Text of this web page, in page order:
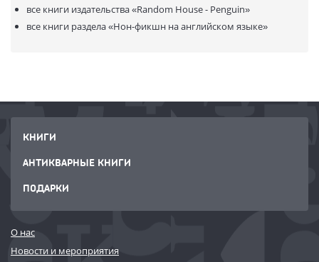
все книги издательства«Random House - Penguin»
все книги раздела«Нон-фикшн на английском языке»
КНИГИ
АНТИКВАРНЫЕ КНИГИ
ПОДАРКИ
О нас
Новости и мероприятия